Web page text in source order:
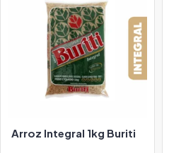
Arroz Integral 1kg Buriti